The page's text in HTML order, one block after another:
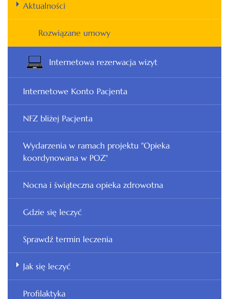
Aktualności
Rozwiązane umowy
Internetowa rezerwacja wizyt
Internetowe Konto Pacjenta
NFZ bliżej Pacjenta
Wydarzenia w ramach projektu "Opieka
koordynowana w POZ"
Nocna i świąteczna opieka zdrowotna
Gdzie się leczyć
Sprawdź termin leczenia
Jak się leczyć
Profilaktyka